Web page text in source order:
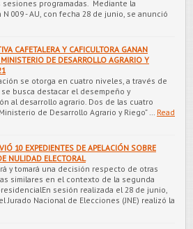
programadas. Mediante la
009 - AU, con fecha 28 de junio, se anunció
CAFETALERA Y CAFICULTORA GANAN
DE DESARROLLO AGRARIO Y
se otorga en cuatro niveles, a través de
busca destacar el desempeño y
al desarrollo agrario. Dos de las cuatro
de Desarrollo Agrario y Riego” …
Read
10 EXPEDIENTES DE APELACIÓN SOBRE
NULIDAD ELECTORAL
y tomará una decisión respecto de otras
similares en el contexto de la segunda
sesión realizada el 28 de junio,
Jurado Nacional de Elecciones (JNE) realizó la